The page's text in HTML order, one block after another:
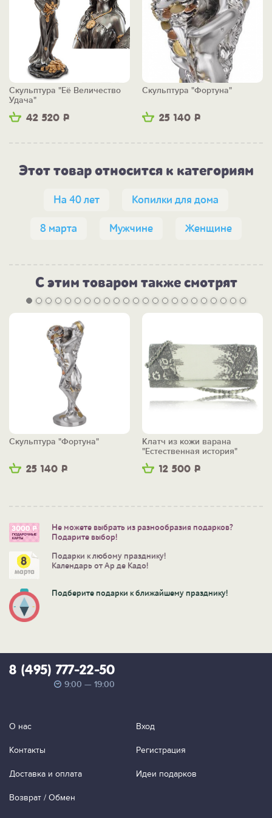
42 520 Р
Скульптура "Её Величество
Удача"
25 140 Р
Скульптура "Фортуна"
Этот товар относится к категориям
На 40 лет Копилки для дома
8 марта Мужчине Женщине
С этим товаром также смотрят
25 140 Р
Скульптура "Фортуна"
12 500 Р
Клатч из кожи варана
"Естественная история"
Не можете выбрать из разнообразия подарков?
Подарите выбор!
Подарки к любому празднику!
Календарь от Ар де Кадо!
Подберите подарки к ближайшему празднику!
8 (495) 777-22-50
9:00 — 19:00
О нас
Контакты
Доставка и оплата
Возврат / Обмен
Вход
Регистрация
Идеи подарков